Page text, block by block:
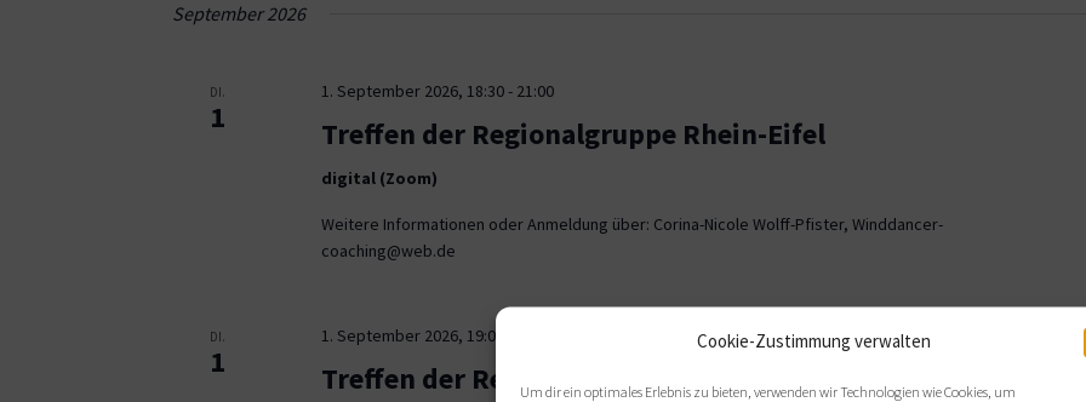
Cookie-Zustimmung verwalten
Um dir ein optimales Erlebnis zu bieten, verwenden wir Technologien wie Cookies, um
September 2026
DI.
1
1. September 2026, 18:30- 21:00
Treffen der Regionalgruppe Rhein-Eifel
digital (Zoom)
Weitere Informationen oder Anmeldung über: Corina-Nicole Wolff-Pfister, Winddancer-
coaching@web.de
DI.
1
1. September 2026, 19:00
Treffen der Regionalgruppe OWL